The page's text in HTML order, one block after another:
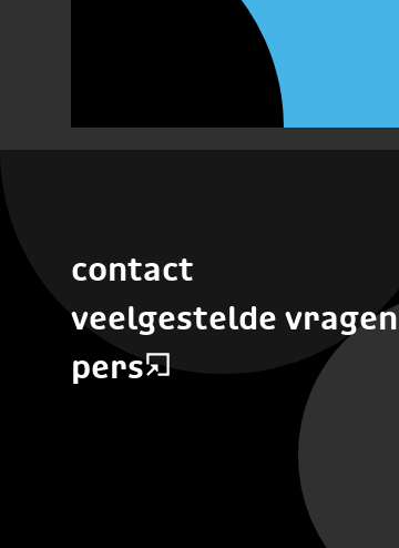
contact
veelgestelde vragen
pers